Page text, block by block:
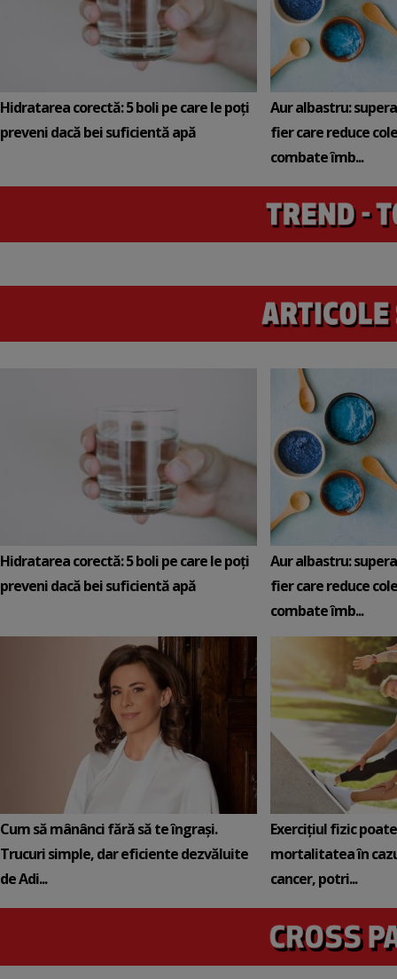
Hidratarea corectă: 5 boli pe care le poți
preveni dacă bei suficientă apă
Aur albastru:
fier care reduce
combate îmb...
Hidratarea corectă: 5 boli pe care le poți
preveni dacă bei suficientă apă
Aur albastru:
fier care reduce
combate îmb...
Cum să mânânci fără să te îngrași.
Trucuri simple, dar eficiente dezvăluite
de Adi...
Exercițiul fizic
mortalitatea în
cancer, potri...